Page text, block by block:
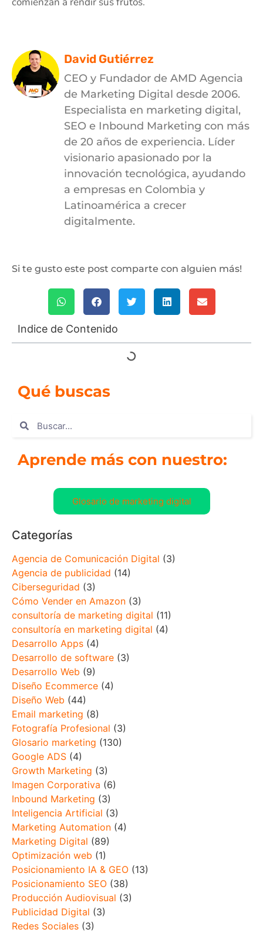
David Gutiérrez
CEO y Fundador de AMD Agencia
de Marketing Digital desde 2006.
Especialista en marketing digital,
SEO e Inbound Marketing con más
de 20 años de experiencia. Líder
visionario apasionado por la
innovación tecnológica, ayudando
a empresas en Colombia y
Latinoamérica a crecer
digitalmente.
Si te gusto este post comparte con alguien más!
Indice de Contenido
Qué buscas
Aprende más con nuestro:
Glosario de marketing digital
Categorías
Agencia de Comunicación Digital (3)
Agencia de publicidad (14)
Ciberseguridad (3)
Cómo Vender en Amazon (3)
consultoría de marketing digital (11)
consultoría en marketing digital (4)
Desarrollo Apps (4)
Desarrollo de software (3)
Desarrollo Web (9)
Diseño Ecommerce (4)
Diseño Web (44)
Email marketing (8)
Fotografía Profesional (3)
Glosario marketing (130)
Google ADS (4)
Growth Marketing (3)
Imagen Corporativa (6)
Inbound Marketing (3)
Inteligencia Artificial (3)
Marketing Automation (4)
Marketing Digital (89)
Optimización web (1)
Posicionamiento IA & GEO (13)
Posicionamiento SEO (38)
Producción Audiovisual (3)
Publicidad Digital (3)
Redes Sociales (3)